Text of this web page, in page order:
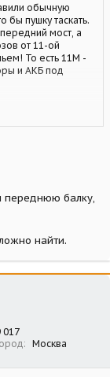
обычную
бы пушку таскать.
мост, а
от 11-ой
То есть 11М -
и АКБ под
года, с завода
переднюю балку,
найти.
017
Москва